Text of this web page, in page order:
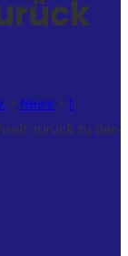
> News > 1.
zurück zu den